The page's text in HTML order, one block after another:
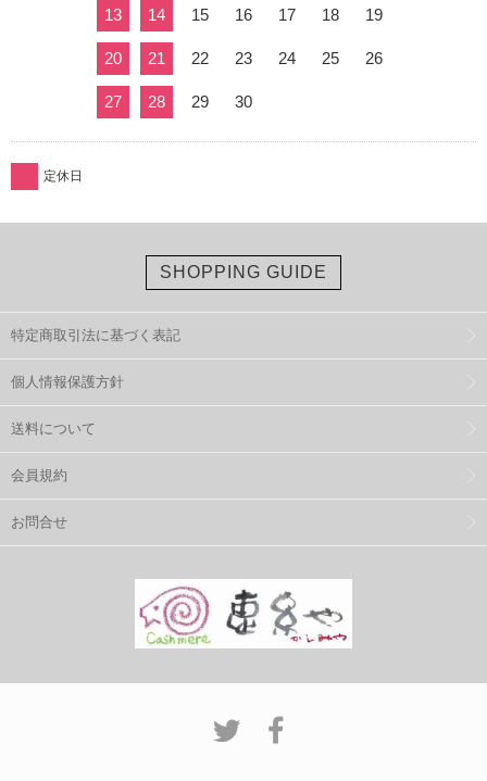
13 14 15 16 17 18 19
20 21 22 23 24 25 26
27 28 29 30
定休日
SHOPPING GUIDE
特定商取引法に基づく表記
個人情報保護方針
送料について
会員規約
お問合せ